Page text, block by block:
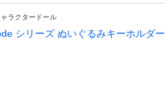
ャラクタードール
シリーズ ぬいぐるみキーホルダー